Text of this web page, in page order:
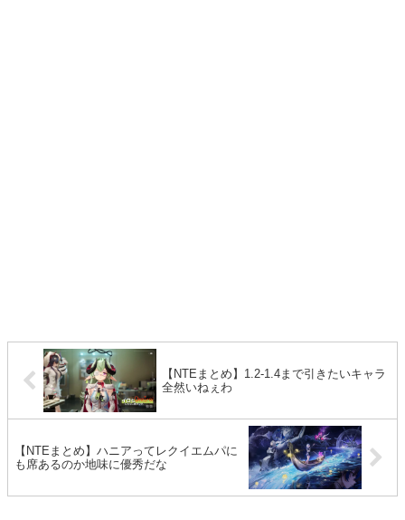
【NTEまとめ】1.2-1.4まで引きたいキャラ
全然いねぇわ
【NTEまとめ】ハニアってレクイエムパに
も席あるのか地味に優秀だな